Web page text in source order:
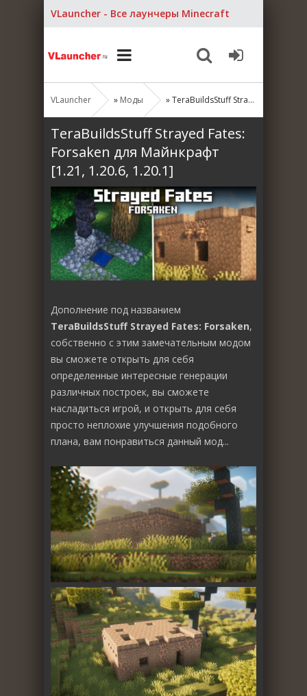
VLauncher - Все лаунчеры Minecraft
VLauncher » Моды » TeraBuildsStuff Strayed Fates: Forsaken для Майнкрафт [1.21, 1.20.6, 1.20.1]
TeraBuildsStuff Strayed Fates:
Forsaken для Майнкрафт
[1.21, 1.20.6, 1.20.1]
Дополнение под названием
TeraBuildsStuff Strayed Fates: Forsaken,
собственно с этим замечательным модом
вы сможете открыть для себя
определенные интересные генерации
различных построек, вы сможете
насладиться игрой, и открыть для себя
просто неплохие улучшения подобного
плана, вам понравиться данный мод...